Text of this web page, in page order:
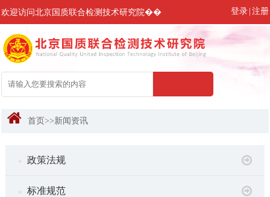
欢迎访问北京国质联合检测技术研究院�� 登录 注册
首页>>新闻资讯
政策法规
标准规范